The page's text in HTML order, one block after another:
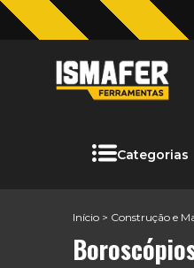
Categorias
Início > Construção e